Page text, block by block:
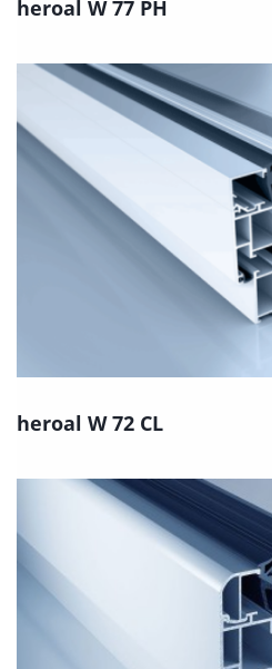
heroal W 77 PH
heroal W 72 CL